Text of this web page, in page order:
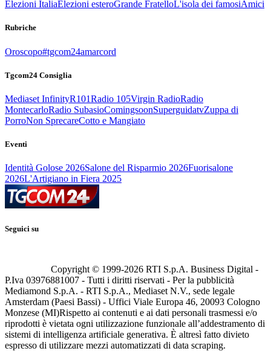
Elezioni ItaliaElezioni esteroGrande FratelloL'isola dei famosiAmici
Rubriche
Oroscopo#tgcom24amarcord
Tgcom24 Consiglia
Mediaset InfinityR101Radio 105Virgin RadioRadio
MontecarloRadio SubasioComingsoonSuperguidatvZuppa di
PorroNon SprecareCotto e Mangiato
Eventi
Identità Golose 2026Salone del Risparmio 2026Fuorisalone
2026L'Artigiano in Fiera 2025
Seguici su
Copyright © 1999-2026 RTI S.p.A. Business Digital -
P.Iva 03976881007 - Tutti i diritti riservati - Per la pubblicità
Mediamond S.p.A. - RTI S.p.A., Mediaset N.V., sede legale
Amsterdam (Paesi Bassi) - Uffici Viale Europa 46, 20093 Cologno
Monzese (MI)Rispetto ai contenuti e ai dati personali trasmessi e/o
riprodotti è vietata ogni utilizzazione funzionale all’addestramento di
sistemi di intelligenza artificiale generativa. È altresì fatto divieto
espresso di utilizzare mezzi automatizzati di data scraping.